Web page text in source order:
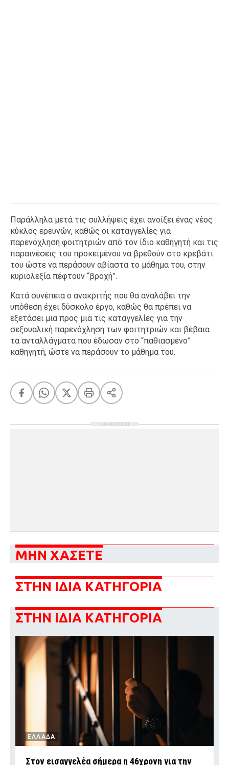
Παράλληλα μετά τις συλλήψεις έχει ανοίξει ένας νέος
κύκλος ερευνών, καθώς οι καταγγελίες για
παρενόχληση φοιτητριών από τον ίδιο καθηγητή και τις
παραινέσεις του προκειμένου να βρεθούν στο κρεβάτι
του ώστε να περάσουν αβίαστα το μάθημα του, στην
κυριολεξία πέφτουν “βροχή”.
Κατά συνέπεια ο ανακριτής που θα αναλάβει την
υπόθεση έχει δύσκολο έργο, καθώς θα πρέπει να
εξετάσει μια προς μια τις καταγγελίες για την
σεξουαλική παρενόχληση των φοιτητριών και βέβαια
τα ανταλλάγματα που έδωσαν στο “παθιασμένο”
καθηγητή, ώστε να περάσουν το μάθημα του.
ΔΙΑΦΗΜΙΣΗ
ΜΗΝ ΧΑΣΕΤΕ
ΣΤΗΝ ΙΔΙΑ ΚΑΤΗΓΟΡΙΑ
ΣΤΗΝ ΙΔΙΑ ΚΑΤΗΓΟΡΙΑ
ΕΛΛΑΔΑ
Στον εισαγγελέα σήμερα η 46χρονη για την